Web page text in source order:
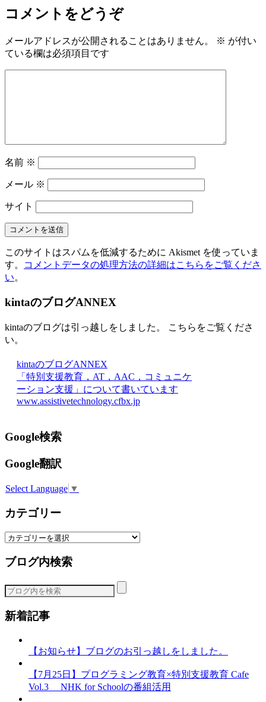
コメントをどうぞ
メールアドレスが公開されることはありません。 ※ が付い
ている欄は必須項目です
名前 ※
メール ※
サイト
このサイトはスパムを低減するために Akismet を使っていま
す。
コメントデータの処理方法の詳細はこちらをご覧くださ
い。
kintaのブログANNEX
kintaのブログは引っ越しをしました。 こちらをご覧くださ
い。
kintaのブログANNEX
「特別支援教育，AT，AAC，コミュニケ
ーション支援」について書いています
www.assistivetechnology.cfbx.jp
Google検索
Google翻訳
Select Language ▼
カテゴリー
カ
ゴ
ー
ブログ内検索
新着記事
【お知らせ】ブログのお引っ越しをしました。
【7月25日】プログラミング教育×特別支援教育 Cafe
Vol.3 NHK for Schoolの番組活用